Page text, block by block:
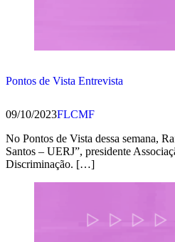
Pontos de Vista Entrevista
09/10/2023FLCMF
No Pontos de Vista dessa semana,
Santos – UERJ”, presidente
Discriminação. […]